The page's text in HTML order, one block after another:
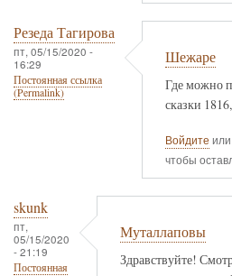
Резеда Тагирова
пт, 05/15/2020 -
16:29
Постоянная ссылка
(Permalink)
Шежаре
Где можно
сказки
Войдите или
чтобы
skunk
пт,
05/15/2020
- 21:19
Постоянная
Муталлаповы
Здравствуйте!